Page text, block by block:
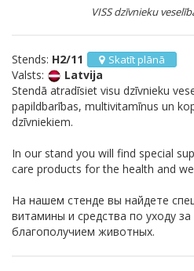
VISS dzīvnieku
Stends: H2/11 Skatīt plānā
Valsts:
Latvija
Stendā atradīsiet visu dzīvnieku
papildbarības, multivitamīnus un
dzīvniekiem.
In our stand you will find special
care products for the health and
На нашем стенде вы найдете
витамины и средства по уходу
благополучием животных.